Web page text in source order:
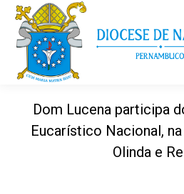
Dom Lucena participa
Eucarístico Nacional,
Olinda e